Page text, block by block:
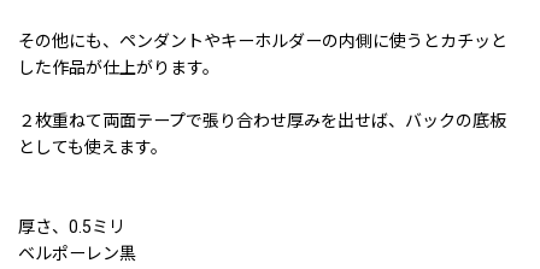
その他にも、ペンダントやキーホルダーの内側に使うとカチッと
した作品が仕上がります。
２枚重ねて両面テープで張り合わせ厚みを出せば、バックの底板
としても使えます。
厚さ、0.5ミリ
ベルポーレン黒